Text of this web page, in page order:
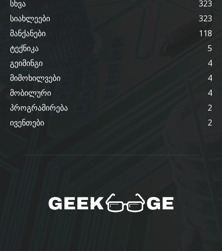
სხვა
323
სიახლეები
323
მანქანები
118
ტექნიკა
5
გეიმინგი
4
მიმოხილვები
4
მობილური
4
პროგრამირება
2
ივენთები
2